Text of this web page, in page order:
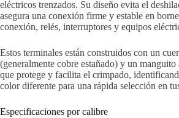
eléctricos trenzados. Su diseño evita el
asegura una conexión firme y estable en
conexión, relés, interruptores y equipos
Estos terminales están construidos con un
(generalmente cobre estañado) y un
que protege y facilita el crimpado,
color diferente para una rápida selección en
Especificaciones por calibre